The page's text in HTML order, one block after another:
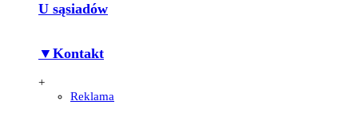
U sąsiadów
▼Kontakt
+
Reklama